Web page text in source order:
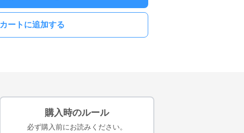
カートに追加する
購入時のルール
必ず購入前にお読みください。